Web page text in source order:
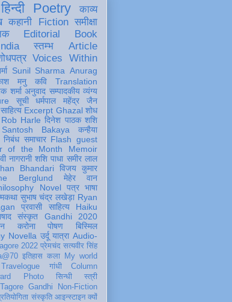
हिन्दी Poetry
काव्य
कहानी Fiction समीक्षा
Editorial
Book
स्तम्भ
Article
Voices Within
Sunil Sharma Anurag
मनु कवि
Translation
शर्मा अनुवाद सम्पादकीय व्यंग्य
सूची
धर्मपाल महेंद्र जैन
Excerpt Ghazal शोध
Rob Harle दिनेश पाठक शशि
Santosh Bakaya
कन्हैया
निबंध समाचार Flash guest
of the Month
Memoir
नागरानी शशि पाधा समीर लाल
Bhandari विजय कुमार
Berglund
मेहेर वान
Novel पत्र भाषा
सुभाष चंद्र लखेड़ा Ryan
प्रवासी साहित्य
Haiku
संस्कृत
Gandhi 2020
करोना पोषण
बिस्मिल
Novella उर्दू यात्रा Audio-
Tagore 2022 प्रेमचंद सत्यवीर सिंह
इतिहास कला
My world
Travelogue गांधी
Column
Photo सिन्धी
स्त्री
Gandhi
Non-Fiction
संस्कृति आइन्स्टाइन क्यों